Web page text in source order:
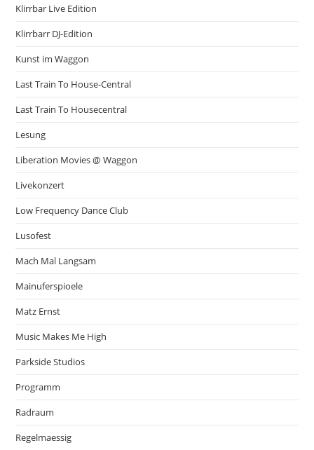
Klirrbar Live Edition
Klirrbarr DJ-Edition
Kunst im Waggon
Last Train To House-Central
Last Train To Housecentral
Lesung
Liberation Movies @ Waggon
Livekonzert
Low Frequency Dance Club
Lusofest
Mach Mal Langsam
Mainuferspioele
Matz Ernst
Music Makes Me High
Parkside Studios
Programm
Radraum
Regelmaessig